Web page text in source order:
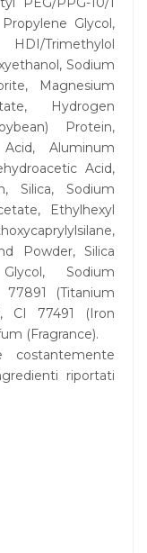
Glycol,
HDI/Trimethylol
Sodium
Magnesium
Hydrogen
Protein,
Aluminum
Acid,
Silica, Sodium
Ethylhexyl
Powder, Silica
Sodium
77891 (Titanium
CI 77491 (Iron
(Fragrance).
costantemente
riportati